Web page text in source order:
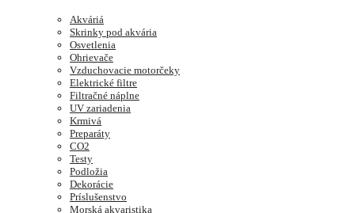
Akváriá
Skrinky pod akvária
Osvetlenia
Ohrievače
Vzduchovacie motorčeky
Elektrické filtre
Filtračné náplne
UV zariadenia
Krmivá
Preparáty
CO2
Testy
Podložia
Dekorácie
Príslušenstvo
Morská akvaristika